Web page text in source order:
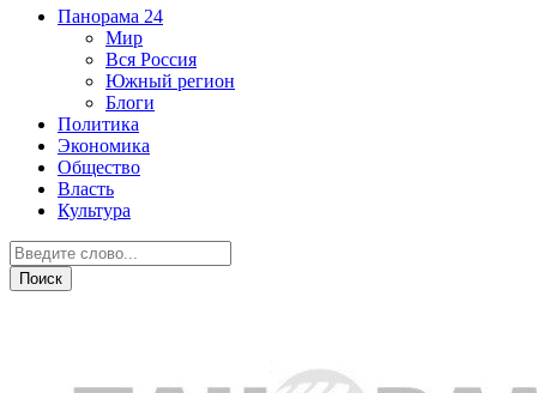
Панорама 24
Мир
Вся Россия
Южный регион
Блоги
Политика
Экономика
Общество
Власть
Культура